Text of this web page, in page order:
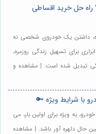
راه حل خرید اقساطی
داشتن یک خودروی شخصی نه
برای تسهیل زندگی روزمره،
تبدیل شده است. | مشاهده و
با شرایط ویژه 🔑
به ویژه برای اولین بار، می
حال دلهره آور باشد. | مشاهده